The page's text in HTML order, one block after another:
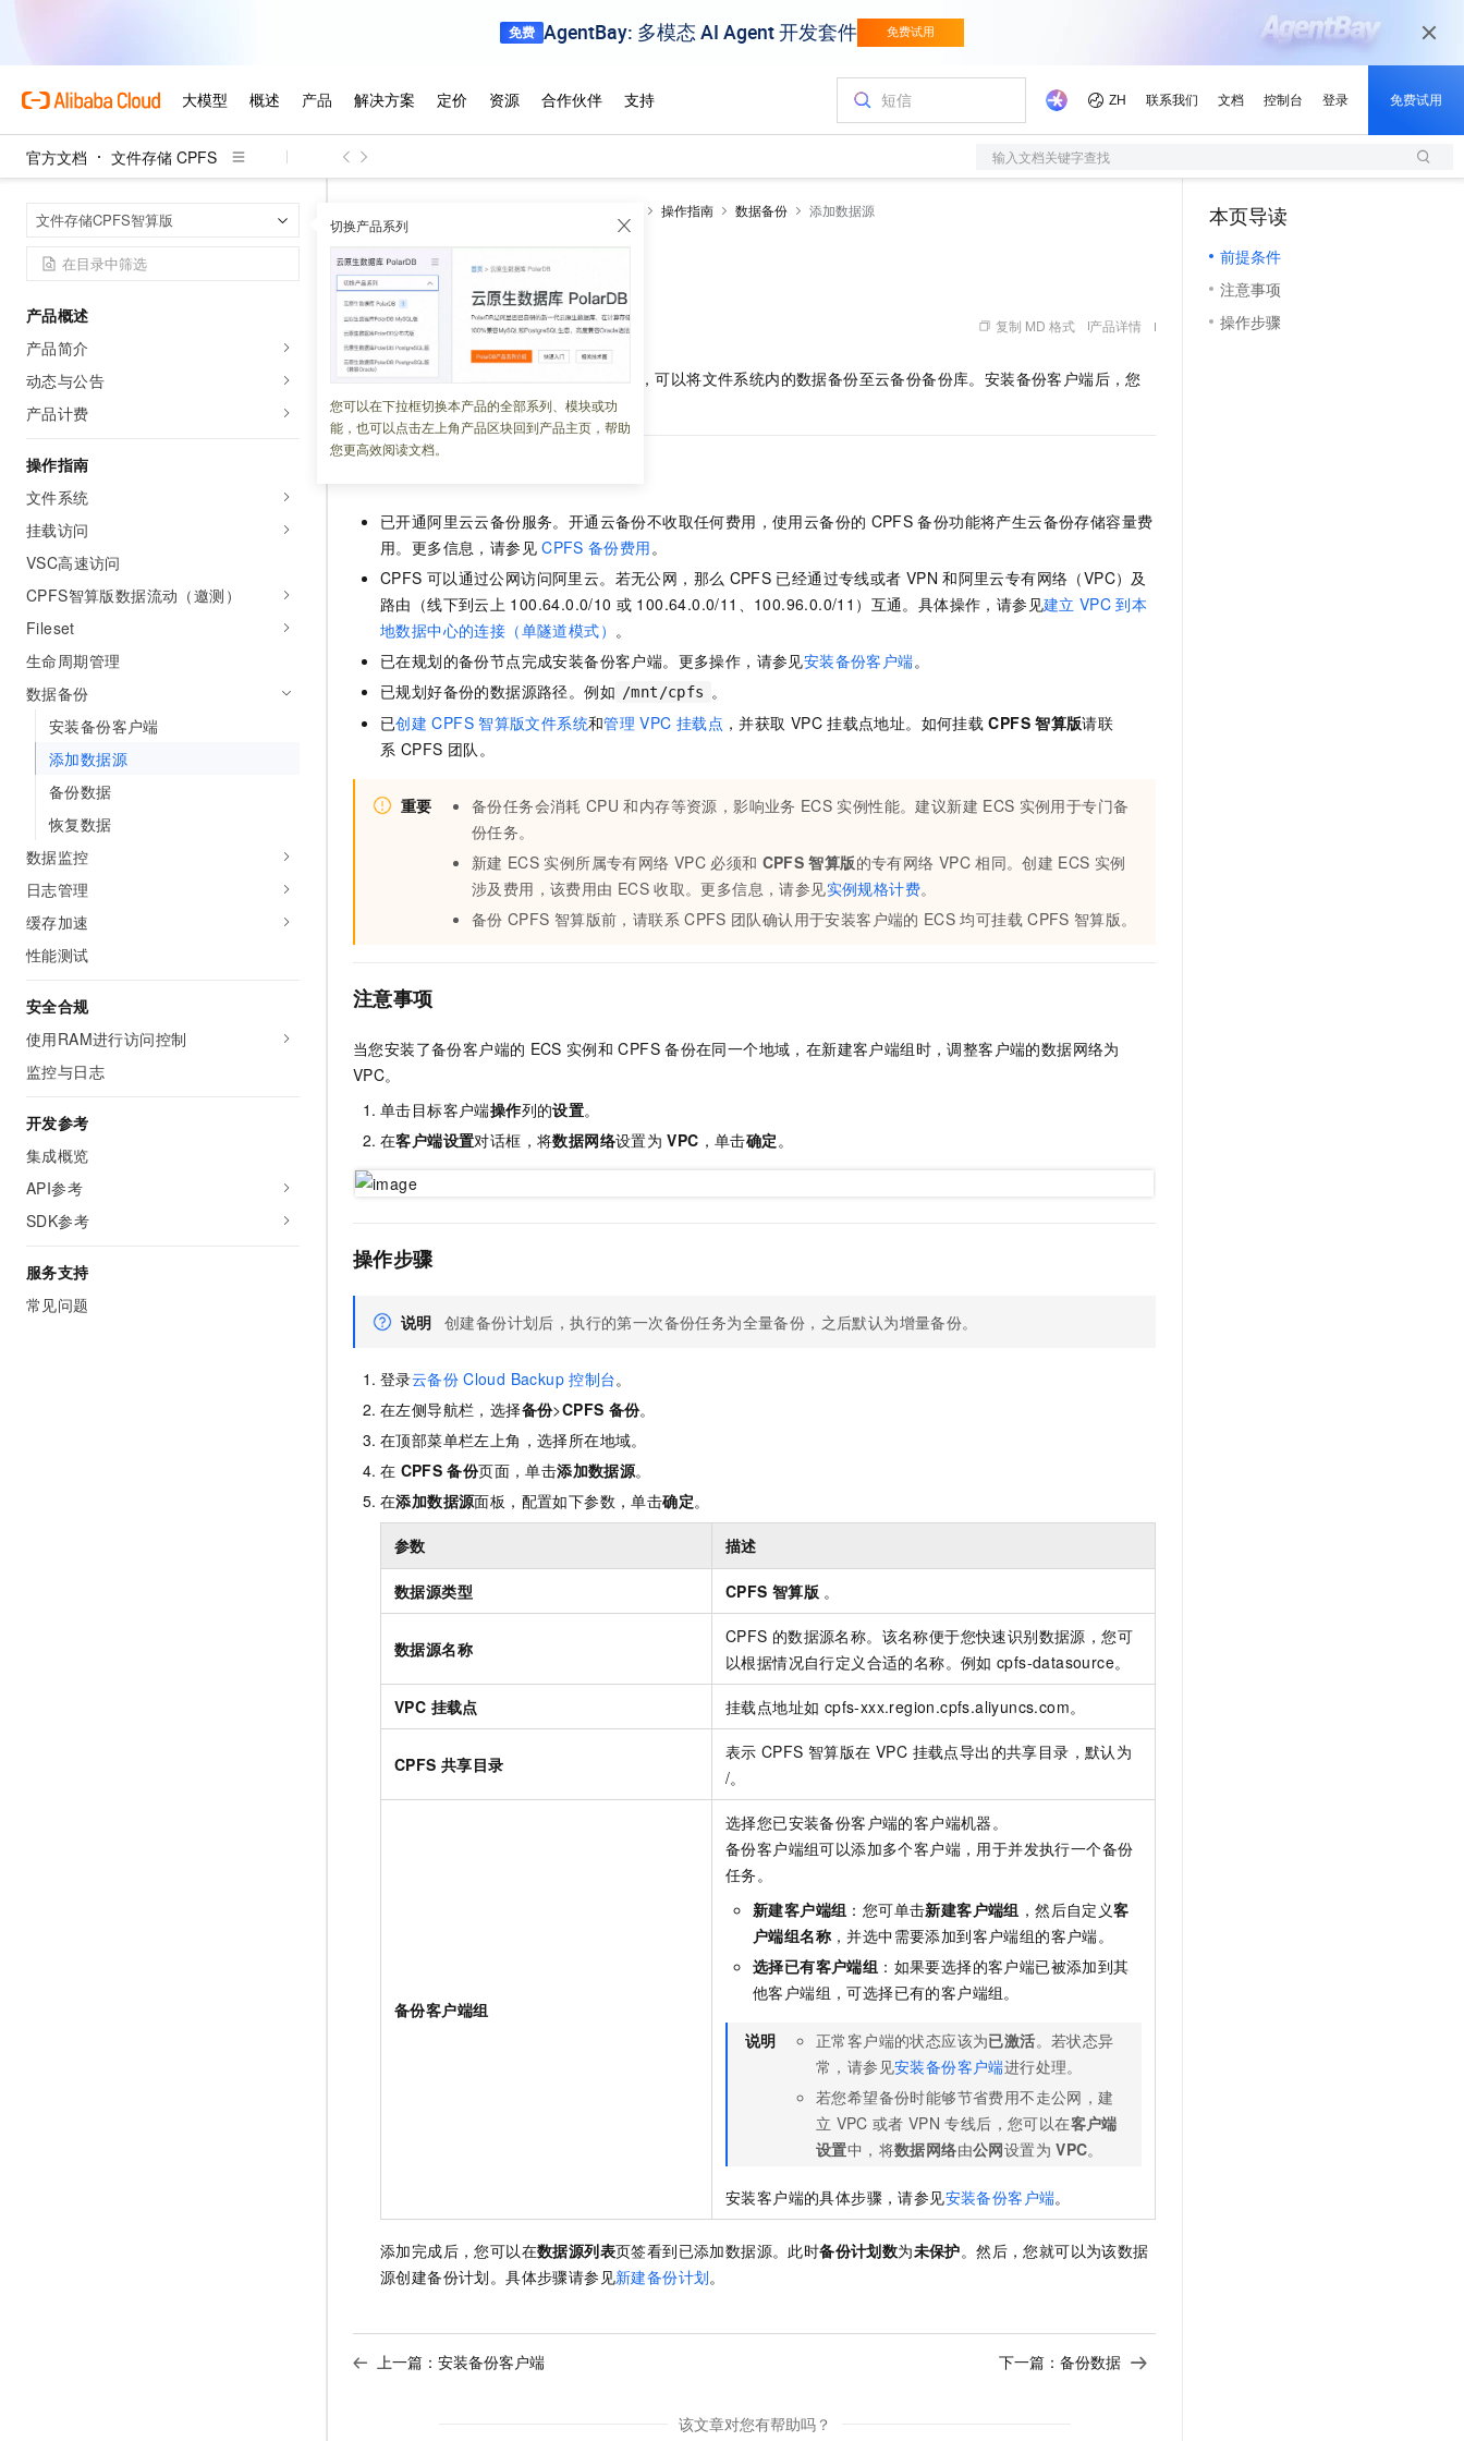
官方文档 文件存储 CPFS 输入文档关键字查找
文件存储CPFS智算版 切换产品系列
您可以在下拉框切换本产品的全部系列、模块或功
能，也可以点击左上角产品区块回到产品主页，帮助
您更高效阅读文档。
产品概述
产品简介
动态与公告
产品计费
操作指南
文件系统
挂载访问
VSC高速访问
CPFS智算版数据流动（邀测）
Fileset
生命周期管理
数据备份
安装备份客户端
添加数据源
备份数据
恢复数据
数据监控
日志管理
缓存加速
性能测试
安全合规
使用RAM进行访问控制
监控与日志
开发参考
集成概览
API参考
SDK参考
服务支持
常见问题
操作指南 数据备份 添加数据源
添加数据源
更新时间： 2026-05-25 05:47:25 复制 MD 格式 产品详情
阿里云
的数据备份功能，可以将文件系统内的数据备份至云备份备份库。安装备份客户端后，您
需要在云备份控制台添加数据源。
已开通阿里云云备份服务。开通云备份不收取任何费用，使用云备份的 CPFS 备份功能将产生云备份存储容量费
用。更多信息，请参见 CPFS 备份费用。
CPFS 可以通过公网访问阿里云。若无公网，那么 CPFS 已经通过专线或者 VPN 和阿里云专有网络（VPC）及
路由（线下到云上 100.64.0.0/10 或 100.64.0.0/11、100.96.0.0/11）互通。具体操作，请参见建立 VPC 到本
地数据中心的连接（单隧道模式） 。
已在规划的备份节点完成安装备份客户端。更多操作，请参见安装备份客户端。
已规划好备份的数据源路径。例如 /mnt/cpfs 。
已创建 CPFS 智算版文件系统和管理 VPC 挂载点 ，并获取 VPC 挂载点地址。如何挂载 CPFS 智算版请联
系 CPFS 团队。
重要 备份任务会消耗 CPU 和内存等资源，影响业务 ECS 实例性能。建议新建 ECS 实例用于专门备
份任务。
新建 ECS 实例所属专有网络 VPC 必须和 CPFS 智算版的专有网络 VPC 相同。创建 ECS 实例
涉及费用，该费用由 ECS 收取。更多信息，请参见实例规格计费。
备份 CPFS 智算版前，请联系 CPFS 团队确认用于安装客户端的 ECS 均可挂载 CPFS 智算版。
注意事项
当您安装了备份客户端的 ECS 实例和 CPFS 备份在同一个地域，在新建客户端组时，调整客户端的数据网络为
VPC。
单击目标客户端操作列的设置。
在客户端设置对话框，将数据网络设置为 VPC ，单击确定。
操作步骤
说明 创建备份计划后，执行的第一次备份任务为全量备份，之后默认为增量备份。
登录云备份 Cloud Backup 控制台。
在左侧导航栏，选择备份>CPFS 备份。
在顶部菜单栏左上角，选择所在地域。
在 CPFS 备份页面，单击添加数据源。
在添加数据源面板，配置如下参数，单击确定。
参数 描述
数据源类型 CPFS 智算版 。
数据源名称
CPFS 的数据源名称。该名称便于您快速识别数据源，您可
以根据情况自行定义合适的名称。例如 cpfs-datasource。
VPC 挂载点 挂载点地址如 cpfs-xxx.region.cpfs.aliyuncs.com。
CPFS 共享目录
表示 CPFS 智算版在 VPC 挂载点导出的共享目录，默认为
/。
备份客户端组
选择您已安装备份客户端的客户端机器。
备份客户端组可以添加多个客户端，用于并发执行一个备份
任务。
新建客户端组 ：您可单击新建客户端组 ，然后自定义客
户端组名称 ，并选中需要添加到客户端组的客户端。
选择已有客户端组 ：如果要选择的客户端已被添加到其
他客户端组，可选择已有的客户端组。
说明 正常客户端的状态应该为已激活。若状态异
常，请参见安装备份客户端进行处理。
若您希望备份时能够节省费用不走公网，建
立 VPC 或者 VPN 专线后，您可以在客户端
设置中，将数据网络由公网设置为 VPC。
安装客户端的具体步骤，请参见安装备份客户端。
添加完成后，您可以在数据源列表页签看到已添加数据源。此时备份计划数为未保护。然后，您就可以为该数据
源创建备份计划。具体步骤请参见新建备份计划。
上一篇： 安装备份客户端 下一篇： 备份数据
该文章对您有帮助吗？
本页导读
前提条件
注意事项
操作步骤